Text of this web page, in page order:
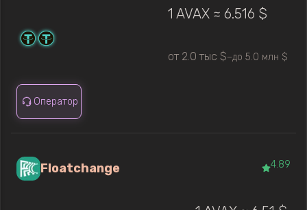
1 AVAX ≈ 6.516 $
от 2.0 тыс $—до 5.0 млн $
Оператор
Floatchange 4.89